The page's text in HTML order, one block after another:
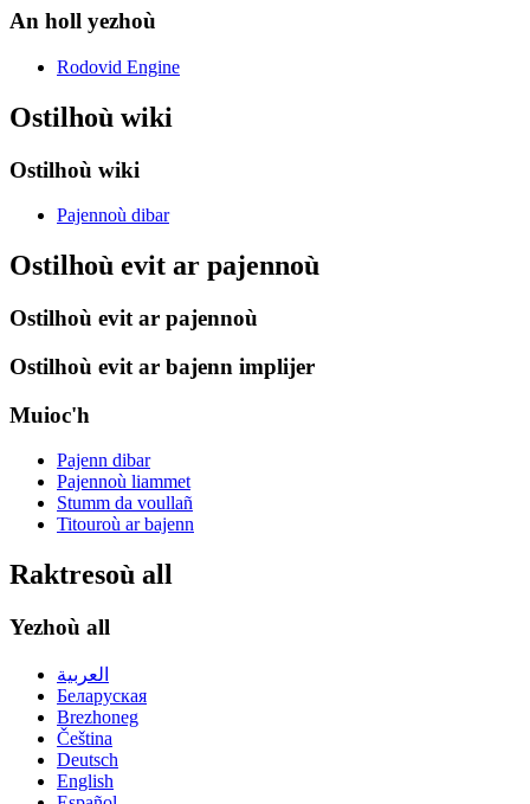
An holl yezhoù
Rodovid Engine
Ostilhoù wiki
Ostilhoù wiki
Pajennoù dibar
Ostilhoù evit ar pajennoù
Ostilhoù evit ar pajennoù
Ostilhoù evit ar bajenn implijer
Muioc'h
Pajenn dibar
Pajennoù liammet
Stumm da voullañ
Titouroù ar bajenn
Raktresoù all
Yezhoù all
العربية
Беларуская
Brezhoneg
Čeština
Deutsch
English